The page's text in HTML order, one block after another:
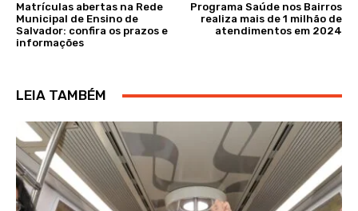
Matrículas abertas na Rede
Municipal de Ensino de
Salvador: confira os prazos e
informações
Programa Saúde nos Bairros
realiza mais de 1 milhão de
atendimentos em 2024
LEIA TAMBÉM